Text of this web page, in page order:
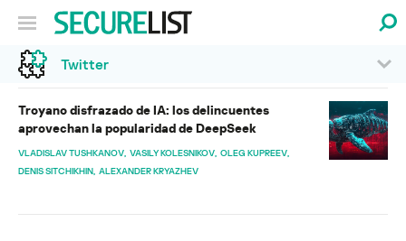
Twitter
Troyano disfrazado de IA: los delincuentes
aprovechan la popularidad de DeepSeek
VLADISLAV TUSHKANOV VASILY KOLESNIKOV OLEG KUPREEV
DENIS SITCHIKHIN ALEXANDER KRYAZHEV